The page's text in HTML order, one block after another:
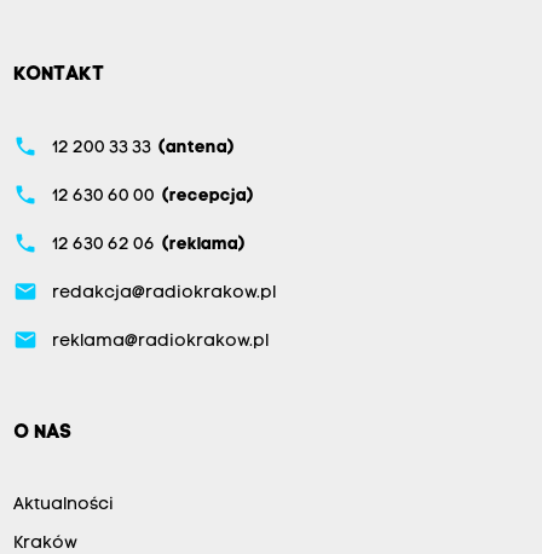
KONTAKT
phone 12 200 33 33 (antena)
phone 12 630 60 00 (recepcja)
phone 12 630 62 06 (reklama)
email redakcja@radiokrakow.pl
email reklama@radiokrakow.pl
O NAS
Aktualności
Kraków